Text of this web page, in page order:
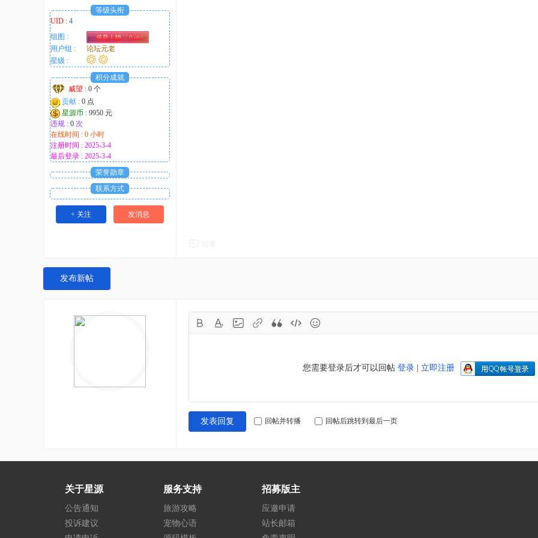
等级头衔
UID : 4
组图 :
用户组 :
论坛元老
星级 :
积分成就
威望 : 0 个
贡献 : 0 点
星源币 : 9950 元
违规 : 0 次
在线时间 : 0 小时
注册时间 : 2025-3-4
最后登录 : 2025-3-4
荣誉勋章
联系方式
+ 关注 发消息
发布新帖
您需要登录后才可以回帖 登录 立即注册
发表回复 回帖并转播 回帖后跳转到最后一页
关于星源
公告通知
投诉建议
服务支持
旅游攻略
宠物心语
招募版主
应邀申请
站长邮箱